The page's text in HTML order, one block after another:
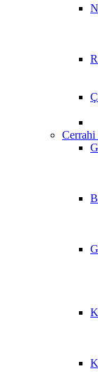
Cerrahi